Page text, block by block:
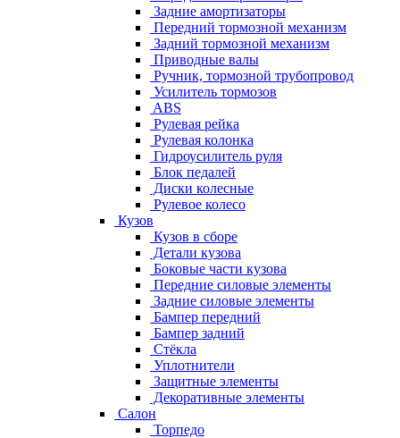
Задние амортизаторы
Передний тормозной механизм
Задний тормозной механизм
Приводные валы
Ручник, тормозной трубопровод
Усилитель тормозов
ABS
Рулевая рейка
Рулевая колонка
Гидроусилитель руля
Блок педалей
Диски колесные
Рулевое колесо
Кузов
Кузов в сборе
Детали кузова
Боковые части кузова
Передние силовые элементы
Задние силовые элементы
Бампер передний
Бампер задний
Стёкла
Уплотнители
Защитные элементы
Декоративные элементы
Салон
Торпедо